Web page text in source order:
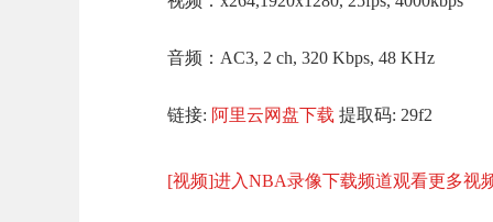
音频：AC3, 2 ch, 320 Kbps, 48 KHz
链接: 阿里云网盘下载 提取码: 29f2
[视频]进入NBA录像下载频道观看更多视